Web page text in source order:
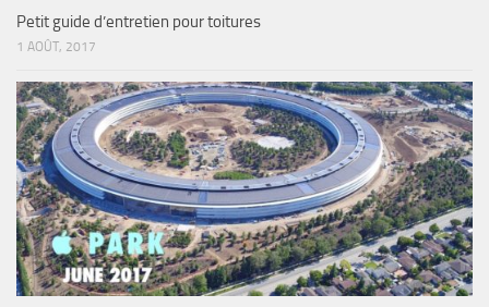
Petit guide d’entretien pour toitures
1 AOÛT, 2017